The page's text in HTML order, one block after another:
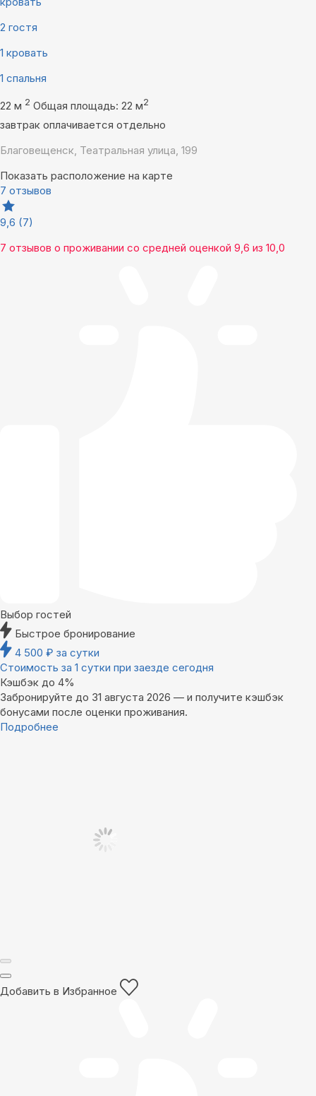
2 гостя
1 кровать
1 спальня
22 м 2 Общая площадь: 22 м2
завтрак оплачивается отдельно
Благовещенск, Театральная улица, 199
Показать расположение на карте
7 отзывов
9,6 (7)
7 отзывов о проживании со средней оценкой 9,6 из 10,0
Выбор гостей
Быстрое бронирование
4 500 ₽ за сутки
Стоимость за 1 сутки при заезде сегодня
Кэшбэк до 4%
Забронируйте до 31 августа 2026 — и получите кэшбэк
бонусами после оценки проживания.
Подробнее
Добавить в Избранное